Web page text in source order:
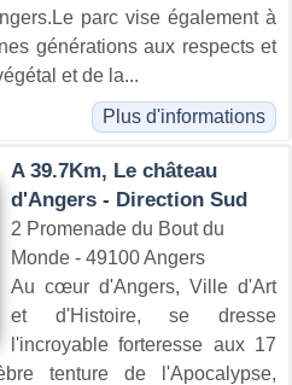
parc vise également à
générations aux respects et
et de la...
Plus d'informations
A 39.7Km, Le château
d'Angers - Direction Sud
2 Promenade du Bout du
Monde - 49100 Angers
Au cœur d'Angers, Ville d'Art
et d'Histoire, se dresse
l'incroyable forteresse aux 17
tenture de l'Apocalypse,